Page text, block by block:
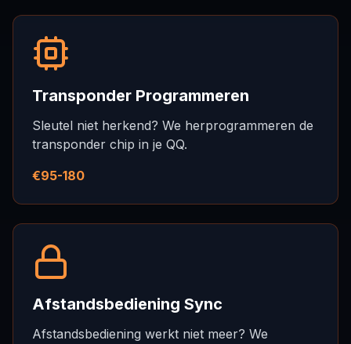
Transponder Programmeren
Sleutel niet herkend? We herprogrammeren de
transponder chip in je QQ.
€95-180
Afstandsbediening Sync
Afstandsbediening werkt niet meer? We